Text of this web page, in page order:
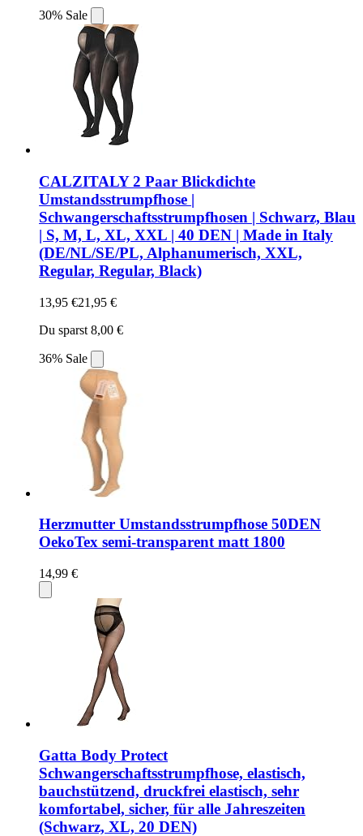
30% Sale
CALZITALY 2 Paar Blickdichte
Umstandsstrumpfhose |
Schwangerschaftsstrumpfhosen | Schwarz, Blau
| S, M, L, XL, XXL | 40 DEN | Made in Italy
(DE/NL/SE/PL, Alphanumerisch, XXL,
Regular, Regular, Black)
13,95 €21,95 €
Du sparst 8,00 €
36% Sale
Herzmutter Umstandsstrumpfhose 50DEN
OekoTex semi-transparent matt 1800
14,99 €
Gatta Body Protect
Schwangerschaftsstrumpfhose, elastisch,
bauchstützend, druckfrei elastisch, sehr
komfortabel, sicher, für alle Jahreszeiten
(Schwarz, XL, 20 DEN)